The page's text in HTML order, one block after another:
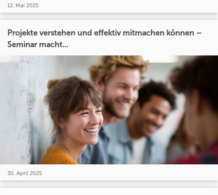
12. Mai 2025
Projekte verstehen und effektiv mitmachen können –
Seminar macht...
30. April 2025